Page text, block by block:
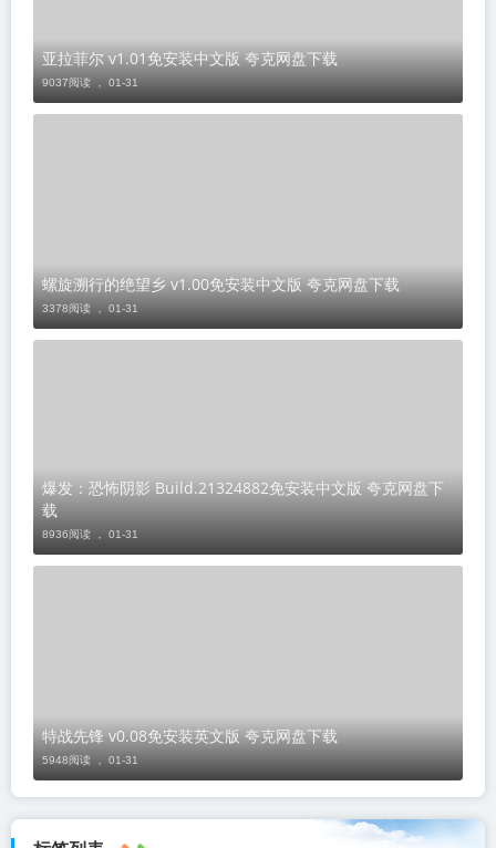
亚拉菲尔 v1.01免安装中文版 夸克网盘下载
9037阅读 ， 01-31
螺旋溯行的绝望乡 v1.00免安装中文版 夸克网盘下载
3378阅读 ， 01-31
爆发：恐怖阴影 Build.21324882免安装中文版 夸克网盘下
载
8936阅读 ， 01-31
特战先锋 v0.08免安装英文版 夸克网盘下载
5948阅读 ， 01-31